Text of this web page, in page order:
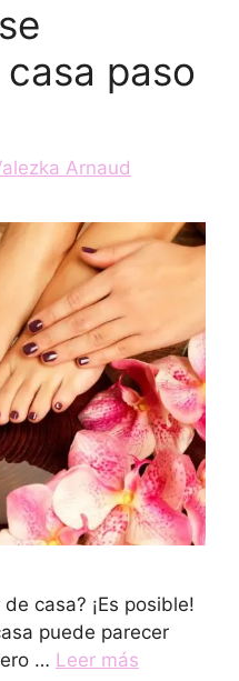
paso
Arnaud
casa? ¡Es posible!
puede parecer
… Leer más